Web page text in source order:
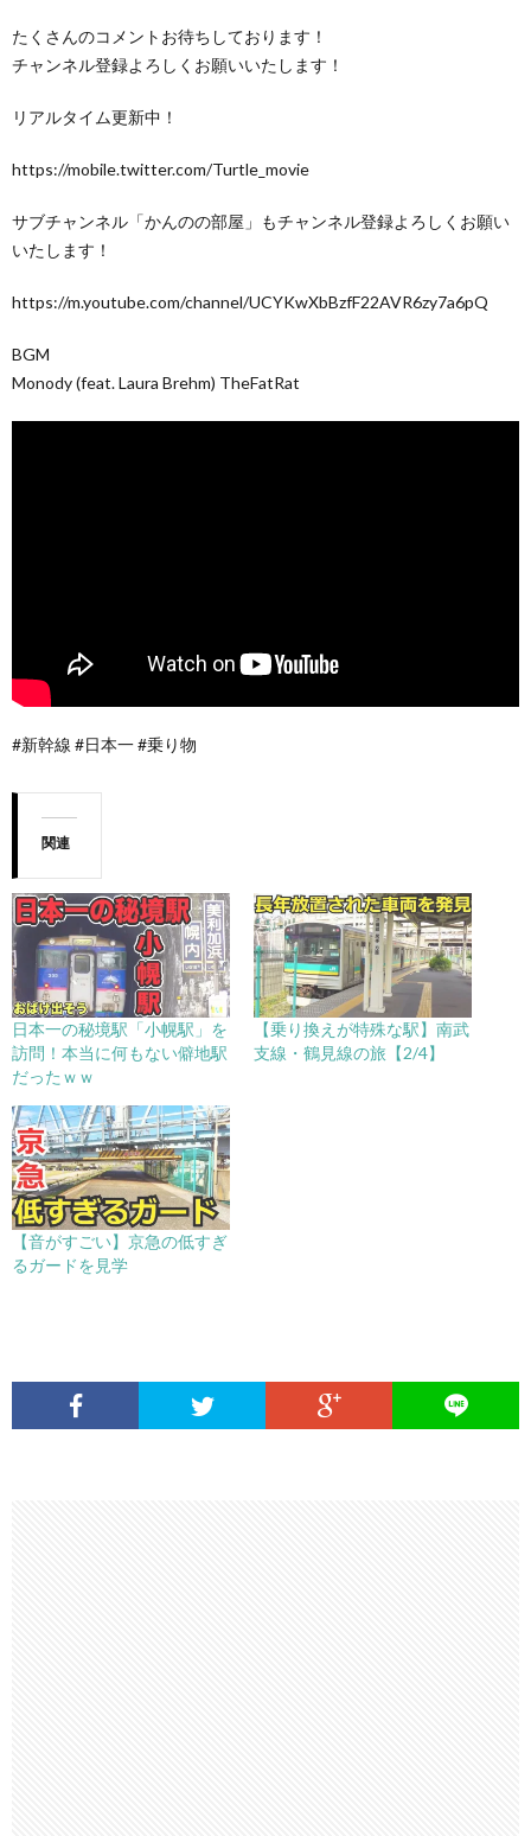
たくさんのコメントお待ちしております！
チャンネル登録よろしくお願いいたします！
リアルタイム更新中！
https://mobile.twitter.com/Turtle_movie
サブチャンネル「かんのの部屋」もチャンネル登録よろしくお願い
いたします！
https://m.youtube.com/channel/UCYKwXbBzfF22AVR6zy7a6pQ
BGM
Monody (feat. Laura Brehm) TheFatRat
#新幹線 #日本一 #乗り物
関連
日本一の秘境駅「小幌駅」を
訪問！本当に何もない僻地駅
だったｗｗ
【乗り換えが特殊な駅】南武
支線・鶴見線の旅【2/4】
【音がすごい】京急の低すぎ
るガードを見学